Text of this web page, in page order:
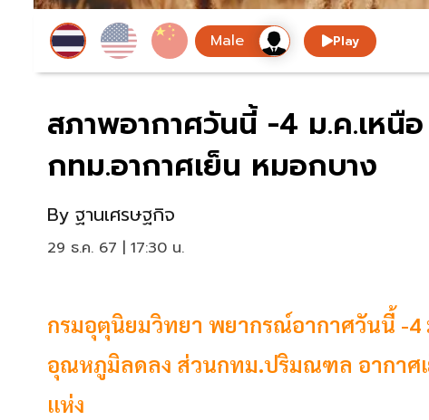
Play
สภาพอากาศวันนี้ -4 ม.ค.เห
กทม.อากาศเย็น หมอกบาง
By ฐานเศรษฐกิจ
29 ธ.ค. 67 | 17:30 น.
กรมอุตุนิยมวิทยา พยากรณ์อากาศวันนี้ -4
อุณหภูมิลดลง ส่วนกทม.ปริมณฑล อากาศ
แห่ง